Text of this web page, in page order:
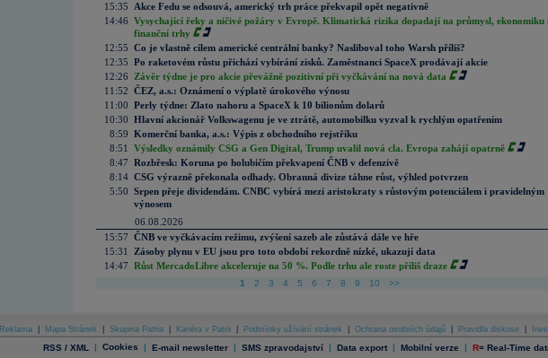
15:35
Akce Fedu se odsouvá, americký trh práce překvapil opět negativně
14:46 Vysychající řeky a ničivé požáry v Evropě. Klimatická rizika dopadají na průmysl, ekonomiku
finanční trhy
12:55 Co je vlastně cílem americké centrální banky? Nasliboval toho Warsh příliš?
12:35 Po raketovém růstu přichází vybírání zisků. Zaměstnanci SpaceX prodávají akcie
12:26
Závěr týdne je pro akcie převážně pozitivní při vyčkávání na nová data
11:52 ČEZ, a.s.: Oznámení o výplatě úrokového výnosu
11:00 Perly týdne: Zlato nahoru a SpaceX k 10 bilionům dolarů
10:30 Hlavní akcionář Volkswagenu je ve ztrátě, automobilku vyzval k rychlým opatřením
8:59 Komerční banka, a.s.: Výpis z obchodního rejstříku
8:51
Výsledky oznámily CSG a Gen Digital, Trump uvalil nová cla. Evropa zahájí opatrně
8:47 Rozbřesk: Koruna po holubičím překvapení ČNB v defenzivě
8:14 CSG výrazně překonala odhady. Obranná divize táhne růst, výhled potvrzen
5:50 Srpen přeje dividendám. CNBC vybírá mezi aristokraty s růstovým potenciálem i pravidelným
výnosem
06.08.2026
15:57 ČNB ve vyčkávacím režimu, zvýšení sazeb ale zůstává dále ve hře
15:31
Zásoby plynu v EU jsou pro toto období rekordně nízké, ukazují data
14:47 Růst MercadoLibre akceleruje na 50 %. Podle trhu ale roste příliš draze
1 2 3 4 5 6 7 8 9 10 >>
Reklama Mapa Stránek Skupina Patria Kariéra v Patrii Podmínky užívání stránek Ochrana osobních údajů Pravidla diskuse
RSS / XML | Cookies | E-mail newsletter | SMS zpravodajství | Data export | Mobilní verze | R= Real-Time